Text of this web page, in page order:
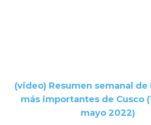
(video) Resumen semanal
más importantes de Cusco
mayo 2022)